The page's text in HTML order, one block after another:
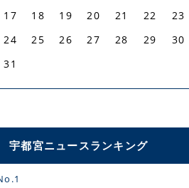
17
18 19 20 21 22
23
24
25 26 27 28 29
30
31
宇都宮ニュースランキング